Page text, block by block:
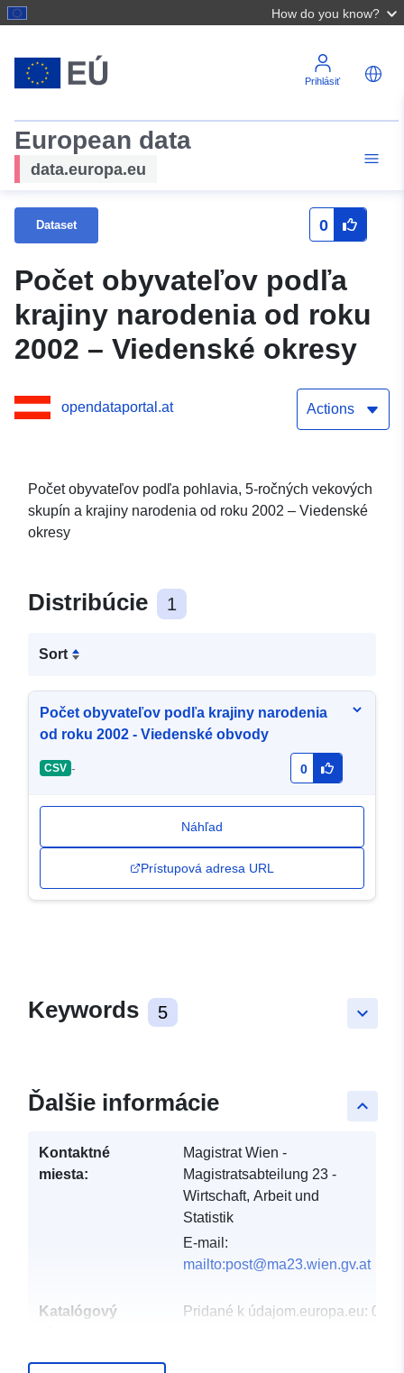
How do you know?
Prihlásiť
European data
data.europa.eu
Dataset 0
Počet obyvateľov podľa
krajiny narodenia od roku
2002 – Viedenské okresy
opendataportal.at Actions
Počet obyvateľov podľa pohlavia, 5-ročných vekových
skupín a krajiny narodenia od roku 2002 – Viedenské
okresy
Distribúcie 1
Sort
Počet obyvateľov podľa krajiny narodenia
od roku 2002 - Viedenské obvody
CSV - 0
Náhľad
Prístupová adresa URL
keyboard_arrow_down
Keywords 5
keyboard_arrow_up
Ďalšie informácie
Kontaktné
miesta:
Magistrat Wien -
Magistratsabteilung 23 -
Wirtschaft, Arbeit und
Statistik
E-mail:
mailto:post@ma23.wien.gv.at
Katalógový
Pridané k údajom.europa.eu: 05